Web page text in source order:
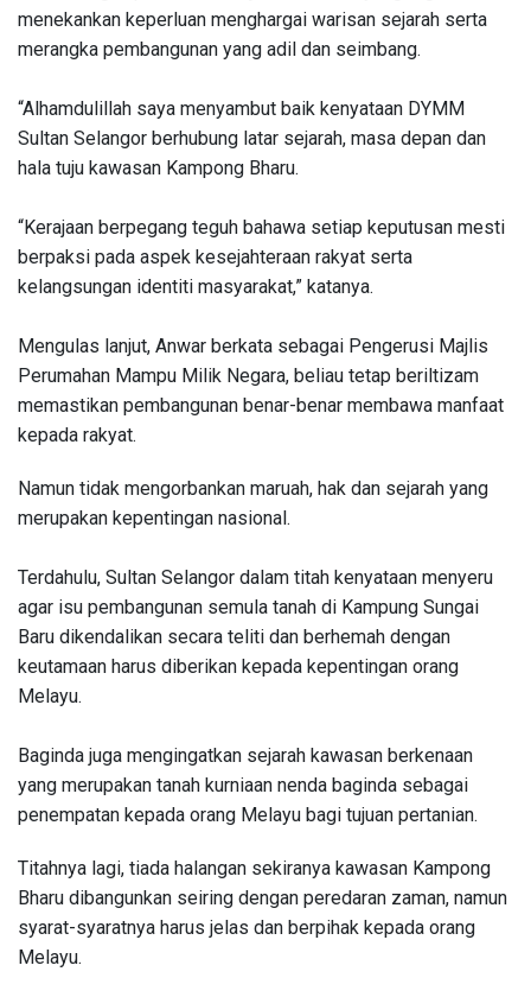
menekankan keperluan menghargai warisan sejarah serta
merangka pembangunan yang adil dan seimbang.
“Alhamdulillah saya menyambut baik kenyataan DYMM
Sultan Selangor berhubung latar sejarah, masa depan dan
hala tuju kawasan Kampong Bharu.
“Kerajaan berpegang teguh bahawa setiap keputusan mesti
berpaksi pada aspek kesejahteraan rakyat serta
kelangsungan identiti masyarakat,” katanya.
Mengulas lanjut, Anwar berkata sebagai Pengerusi Majlis
Perumahan Mampu Milik Negara, beliau tetap beriltizam
memastikan pembangunan benar-benar membawa manfaat
kepada rakyat.
Namun tidak mengorbankan maruah, hak dan sejarah yang
merupakan kepentingan nasional.
Terdahulu, Sultan Selangor dalam titah kenyataan menyeru
agar isu pembangunan semula tanah di Kampung Sungai
Baru dikendalikan secara teliti dan berhemah dengan
keutamaan harus diberikan kepada kepentingan orang
Melayu.
Baginda juga mengingatkan sejarah kawasan berkenaan
yang merupakan tanah kurniaan nenda baginda sebagai
penempatan kepada orang Melayu bagi tujuan pertanian.
Titahnya lagi, tiada halangan sekiranya kawasan Kampong
Bharu dibangunkan seiring dengan peredaran zaman, namun
syarat-syaratnya harus jelas dan berpihak kepada orang
Melayu.